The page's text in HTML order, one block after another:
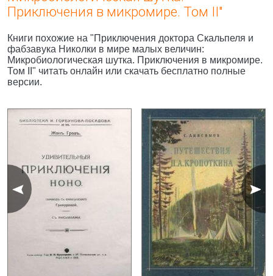
Приключения в микромире. Том II"
Книги похожие на "Приключения доктора Скальпеля и
фабзавука Николки в мире малых величин:
Микробиологическая шутка. Приключения в микромире.
Том II" читать онлайн или скачать бесплатно полные
версии.